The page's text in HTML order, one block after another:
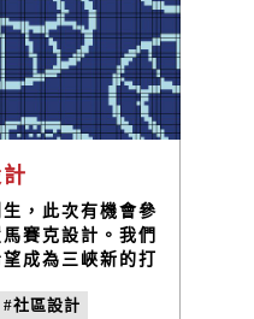
，此次有機會參
賽克設計。我們
成為三峽新的打
碧螺春茶園。
#社區設計